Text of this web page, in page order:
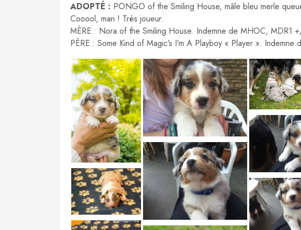
ADOPTÉ : PONGO of the Smiling House, mâle bleu merle
Cooool, man ! Très joueur.
MÈRE : Nora of the Smiling House. Indemne de MHOC, MDR1
PÈRE : Some Kind of Magic’s I’m A Playboy « Player ».